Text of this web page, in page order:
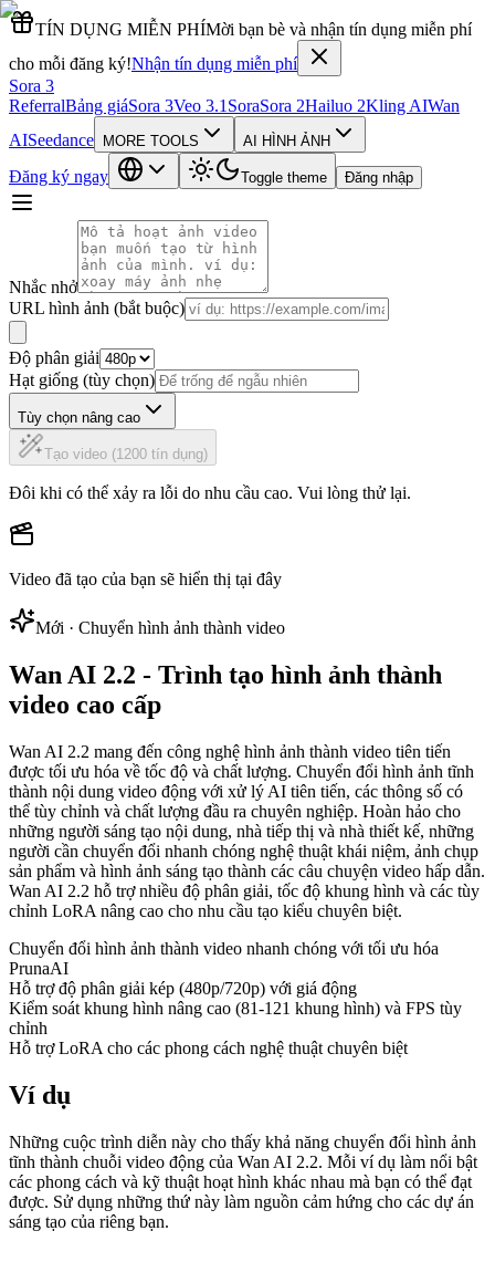
TÍN DỤNG MIỄN PHÍMời bạn bè và nhận tín dụng miễn phí
cho mỗi đăng ký!Nhận tín dụng miễn phí
Sora 3
ReferralBảng giáSora 3Veo 3.1 SoraSora 2Hailuo 2Kling AIWan
AISeedance MORE TOOLS AI HÌNH ẢNH
Đăng ký ngay Toggle theme Đăng nhập
Nhắc nhở
URL hình ảnh (bắt buộc)
Độ phân giải
Hạt giống (tùy chọn)
Tùy chọn nâng cao
Tạo video (1200 tín dụng)
Đôi khi có thể xảy ra lỗi do nhu cầu cao. Vui lòng thử lại.
Video đã tạo của bạn sẽ hiển thị tại đây
Mới · Chuyển hình ảnh thành video
Wan AI 2.2 - Trình tạo hình ảnh thành
video cao cấp
Wan AI 2.2 mang đến công nghệ hình ảnh thành video tiên tiến
được tối ưu hóa về tốc độ và chất lượng. Chuyển đổi hình ảnh tĩnh
thành nội dung video động với xử lý AI tiên tiến, các thông số có
thể tùy chỉnh và chất lượng đầu ra chuyên nghiệp. Hoàn hảo cho
những người sáng tạo nội dung, nhà tiếp thị và nhà thiết kế, những
người cần chuyển đổi nhanh chóng nghệ thuật khái niệm, ảnh chụp
sản phẩm và hình ảnh sáng tạo thành các câu chuyện video hấp dẫn.
Wan AI 2.2 hỗ trợ nhiều độ phân giải, tốc độ khung hình và các tùy
chỉnh LoRA nâng cao cho nhu cầu tạo kiểu chuyên biệt.
Chuyển đổi hình ảnh thành video nhanh chóng với tối ưu hóa
PrunaAI
Hỗ trợ độ phân giải kép (480p/720p) với giá động
Kiểm soát khung hình nâng cao (81-121 khung hình) và FPS tùy
chỉnh
Hỗ trợ LoRA cho các phong cách nghệ thuật chuyên biệt
Ví dụ
Những cuộc trình diễn này cho thấy khả năng chuyển đổi hình ảnh
tĩnh thành chuỗi video động của Wan AI 2.2. Mỗi ví dụ làm nổi bật
các phong cách và kỹ thuật hoạt hình khác nhau mà bạn có thể đạt
được. Sử dụng những thứ này làm nguồn cảm hứng cho các dự án
sáng tạo của riêng bạn.